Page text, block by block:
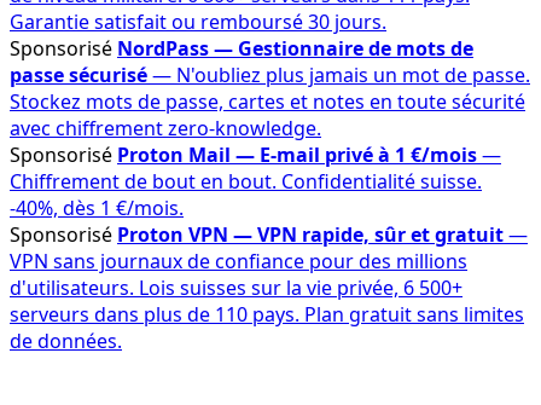
Garantie satisfait ou remboursé 30 jours.
Sponsorisé NordPass — Gestionnaire de mots de
passe sécurisé— N'oubliez plus jamais un mot de passe.
Stockez mots de passe, cartes et notes en toute sécurité
avec chiffrement zero-knowledge.
Sponsorisé Proton Mail — E-mail privé à 1 €/mois—
Chiffrement de bout en bout. Confidentialité suisse.
-40%, dès 1 €/mois.
Sponsorisé Proton VPN — VPN rapide, sûr et gratuit—
VPN sans journaux de confiance pour des millions
d'utilisateurs. Lois suisses sur la vie privée, 6 500+
serveurs dans plus de 110 pays. Plan gratuit sans limites
de données.